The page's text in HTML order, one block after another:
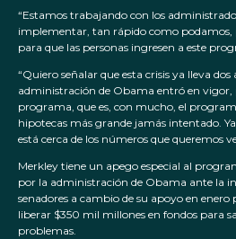
“Estamos trabajando con los
implementar, tan rápido como podamos,
para que las personas ingresen a este
“Quiero señalar que esta crisis ya lleva dos
administración de Obama entró en vigor,
programa, que es, con mucho, el
hipotecas más grande jamás intentado.
está cerca de los números que queremos
Merkley tiene un apego especial al
por la administración de Obama ante la
senadores a cambio de su apoyo en enero
liberar $350 mil millones en fondos para
problemas.